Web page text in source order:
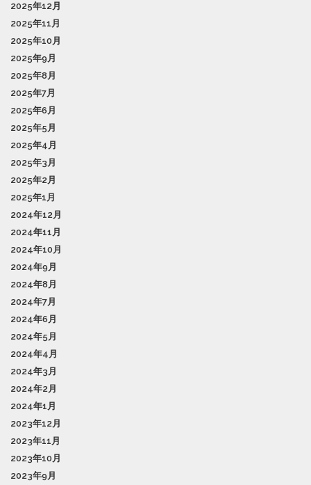
2025年12月
2025年11月
2025年10月
2025年9月
2025年8月
2025年7月
2025年6月
2025年5月
2025年4月
2025年3月
2025年2月
2025年1月
2024年12月
2024年11月
2024年10月
2024年9月
2024年8月
2024年7月
2024年6月
2024年5月
2024年4月
2024年3月
2024年2月
2024年1月
2023年12月
2023年11月
2023年10月
2023年9月